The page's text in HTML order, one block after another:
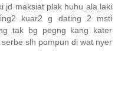
jd maksiat plak huhu ala laki
kuar2 g dating 2 msti
tak bg pegng kang kater
slh pompun di wat nyer